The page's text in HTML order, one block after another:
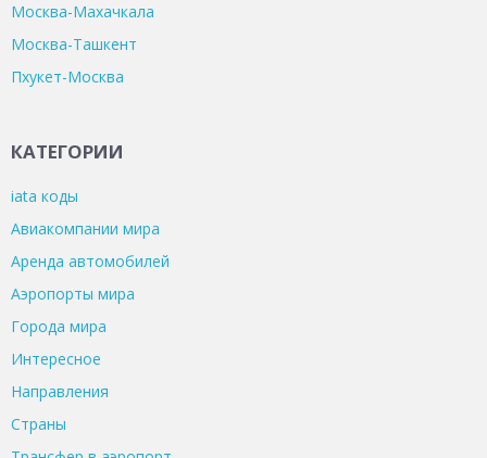
Москва-Махачкала
Москва-Ташкент
Пхукет-Москва
КАТЕГОРИИ
iata коды
Авиакомпании мира
Аренда автомобилей
Аэропорты мира
Города мира
Интересное
Направления
Страны